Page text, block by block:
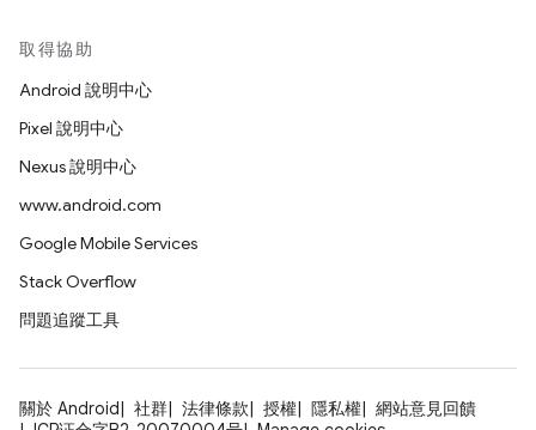
取得協助
Android 說明中心
Pixel 說明中心
Nexus 說明中心
www.android.com
Google Mobile Services
Stack Overflow
問題追蹤工具
關於 Android 社群 法律條款 授權 隱私權
網站意見回饋